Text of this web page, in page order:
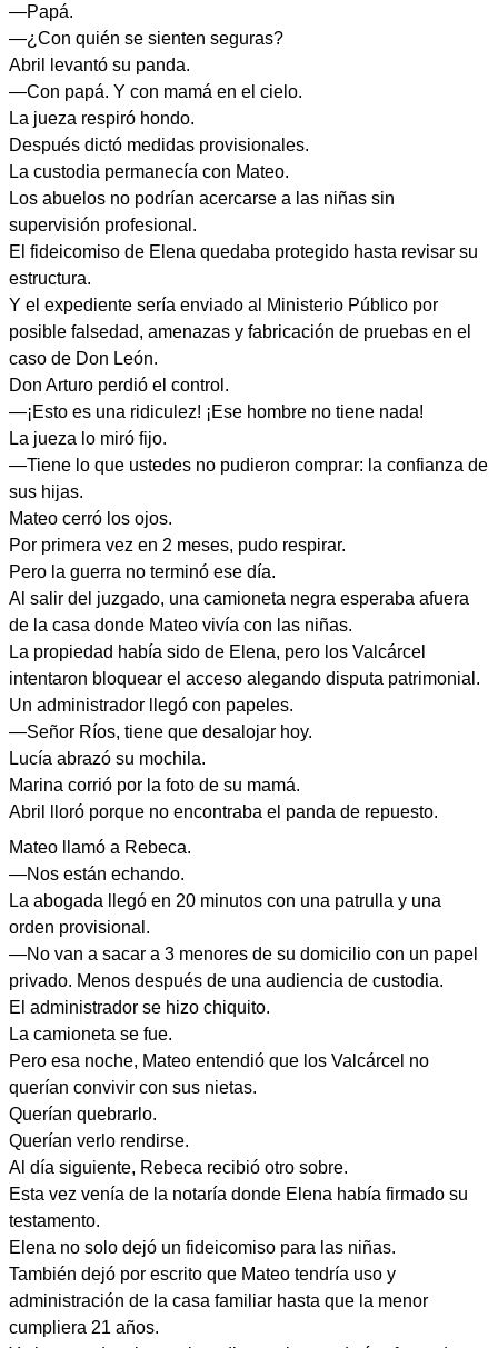
—Papá.
—¿Con quién se sienten seguras?
Abril levantó su panda.
—Con papá. Y con mamá en el cielo.
La jueza respiró hondo.
Después dictó medidas provisionales.
La custodia permanecía con Mateo.
Los abuelos no podrían acercarse a las niñas sin
supervisión profesional.
El fideicomiso de Elena quedaba protegido hasta revisar su
estructura.
Y el expediente sería enviado al Ministerio Público por
posible falsedad, amenazas y fabricación de pruebas en el
caso de Don León.
Don Arturo perdió el control.
—¡Esto es una ridiculez! ¡Ese hombre no tiene nada!
La jueza lo miró fijo.
—Tiene lo que ustedes no pudieron comprar: la confianza de
sus hijas.
Mateo cerró los ojos.
Por primera vez en 2 meses, pudo respirar.
Pero la guerra no terminó ese día.
Al salir del juzgado, una camioneta negra esperaba afuera
de la casa donde Mateo vivía con las niñas.
La propiedad había sido de Elena, pero los Valcárcel
intentaron bloquear el acceso alegando disputa patrimonial.
Un administrador llegó con papeles.
—Señor Ríos, tiene que desalojar hoy.
Lucía abrazó su mochila.
Marina corrió por la foto de su mamá.
Abril lloró porque no encontraba el panda de repuesto.
Mateo llamó a Rebeca.
—Nos están echando.
La abogada llegó en 20 minutos con una patrulla y una
orden provisional.
—No van a sacar a 3 menores de su domicilio con un papel
privado. Menos después de una audiencia de custodia.
El administrador se hizo chiquito.
La camioneta se fue.
Pero esa noche, Mateo entendió que los Valcárcel no
querían convivir con sus nietas.
Querían quebrarlo.
Querían verlo rendirse.
Al día siguiente, Rebeca recibió otro sobre.
Esta vez venía de la notaría donde Elena había firmado su
testamento.
Elena no solo dejó un fideicomiso para las niñas.
También dejó por escrito que Mateo tendría uso y
administración de la casa familiar hasta que la menor
cumpliera 21 años.